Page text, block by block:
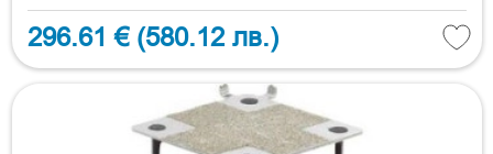
296.61 € (580.12 лв.)